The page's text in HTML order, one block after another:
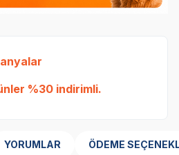
%30 indirimli.
YORUMLAR ÖDEME